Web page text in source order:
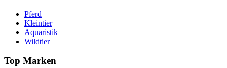
Pferd
Kleintier
Aquaristik
Wildtier
Top Marken